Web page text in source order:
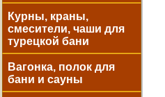
Курны, краны,
смесители, чаши для
турецкой бани
Вагонка, полок для
бани и сауны